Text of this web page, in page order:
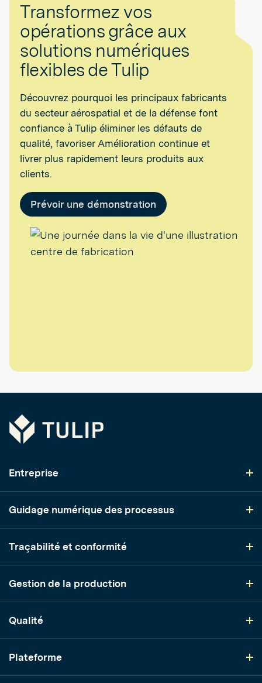
Transformez vos
opérations grâce aux
solutions numériques
flexibles de Tulip
Découvrez pourquoi les principaux fabricants
du secteur aérospatial et de la défense font
confiance à Tulip éliminer les défauts de
qualité, favoriser Amélioration continue et
livrer plus rapidement leurs produits aux
clients.
Prévoir une démonstration
Tulip
Entreprise
Guidage numérique des processus
Traçabilité et conformité
Gestion de la production
Qualité
Plateforme